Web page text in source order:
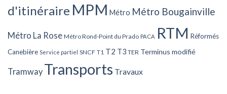
d'itinéraire MPM Métro Métro Bougainville
Métro La Rose Métro Rond-Point du Prado PACA RTM Réformés
Canebière Service partiel SNCF T1 T2 T3 TER Terminus modifié
Tramway Transports Travaux